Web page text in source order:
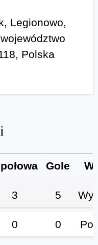
Legionowo,
Polska
Gole
3 5
0 0